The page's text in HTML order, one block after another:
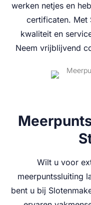
werken netjes en
certificaten. Met
kwaliteit en
Neem vrijblijvend
Wilt u voor
meerpuntssluiting
bent u bij